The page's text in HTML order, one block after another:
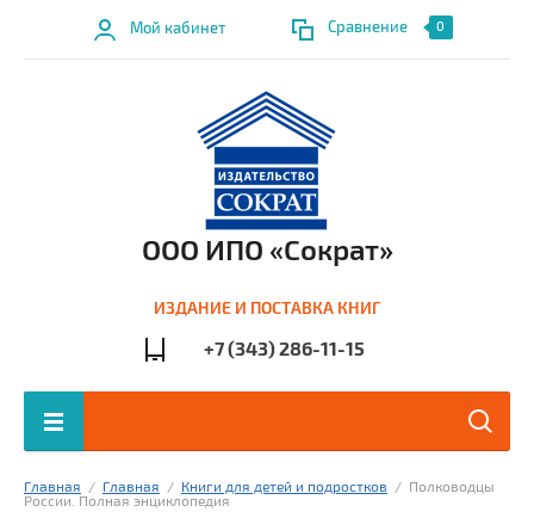
Мой кабинет Сравнение 0
ООО ИПО «Сократ»
ИЗДАНИЕ И ПОСТАВКА КНИГ
+7 (343) 286-11-15
Главная
  /
Главная
  /
Книги для детей и подростков
  /  Полководцы
России. Полная энциклопедия